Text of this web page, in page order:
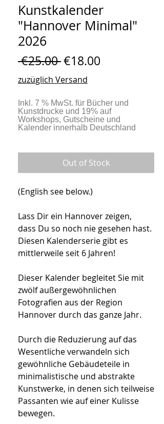
Kunstkalender
"Hannover Minimal"
2026
€25.00 Regular
Price
€18.00
zuzüglich Versand
Out of Stock
(English see below.)
Lass Dir ein Hannover zeigen,
dass Du so noch nie gesehen hast.
Diesen Kalenderserie gibt es
mittlerweile seit 6 Jahren!
Dieser Kalender begleitet Sie mit
zwölf außergewöhnlichen
Fotografien aus der Region
Hannover durch das ganze Jahr.
Durch die Reduzierung auf das
Wesentliche verwandeln sich
gewöhnliche Gebäudeteile in
minimalistische und abstrakte
Kunstwerke, in denen sich teilweise
Passanten wie auf einer Kulisse
bewegen.